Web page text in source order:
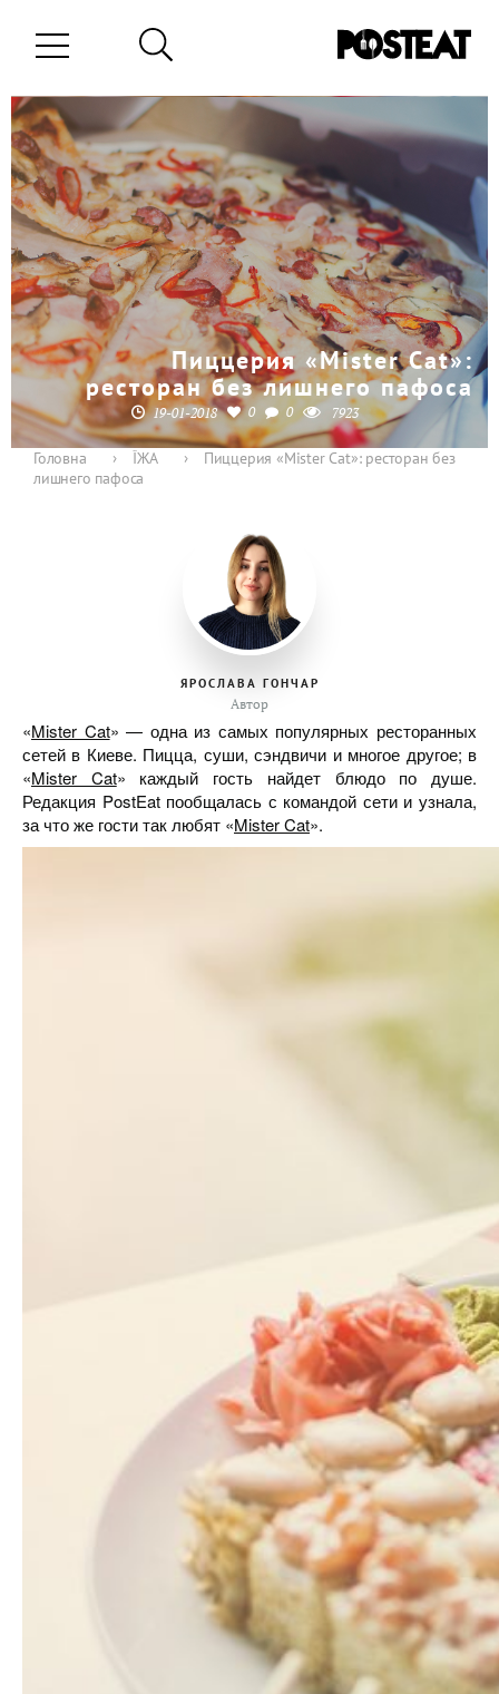
Пиццерия «Mister Cat»:
ресторан без лишнего пафоса
19-01-2018 0 0 7923
Головна › ЇЖА ›
Пиццерия «Mister Cat»: ресторан без
лишнего пафоса
ЯРОСЛАВА ГОНЧАР
Автор
«Mister Cat» — одна из самых популярных ресторанных
сетей в Киеве. Пицца, суши, сэндвичи и многое другое; в
«Mister Cat» каждый гость найдет блюдо по душе.
Редакция PostEat пообщалась с командой сети и узнала,
за что же гости так любят «Mister Cat».